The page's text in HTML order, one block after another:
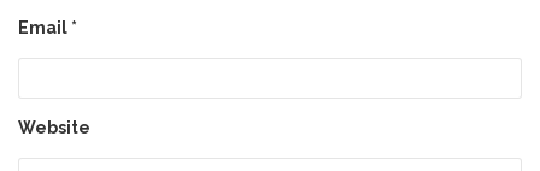
Email *
Website